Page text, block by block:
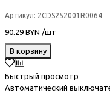
Артикул: 2CDS252001R0064
90.29 BYN /шт
В корзину
Быстрый просмотр
Автоматический